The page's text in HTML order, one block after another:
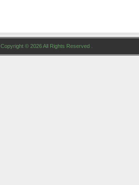
Copyright © 2026 All Rights Reserved .